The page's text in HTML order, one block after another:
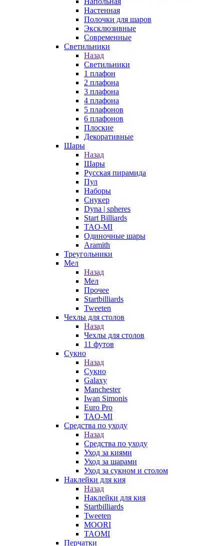
Настенная
Полочки для шаров
Эксклюзивные
Современные
Светильники
Назад
Светильники
1 плафон
2 плафона
3 плафона
4 плафона
5 плафонов
6 плафонов
Плоские
Декоративные
Шары
Назад
Шары
Русская пирамида
Пул
Наборы
Снукер
Dyna | spheres
Start Billiards
TAO-MI
Одиночные шары
Aramith
Треугольники
Мел
Назад
Мел
Прочее
Startbilliards
Tweeten
Чехлы для столов
Назад
Чехлы для столов
11 футов
Сукно
Назад
Сукно
Galaxy
Manchester
Iwan Simonis
Euro Pro
TAO-MI
Средства по уходу
Назад
Средства по уходу
Уход за киями
Уход за шарами
Уход за сукном и столом
Наклейки для кия
Назад
Наклейки для кия
Startbilliards
Tweeten
MOORI
TAOMI
Перчатки